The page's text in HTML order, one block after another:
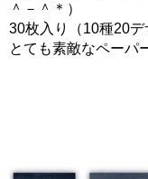
＾－＾＊）
30枚入り（10種20デ
とても素敵なペーパ